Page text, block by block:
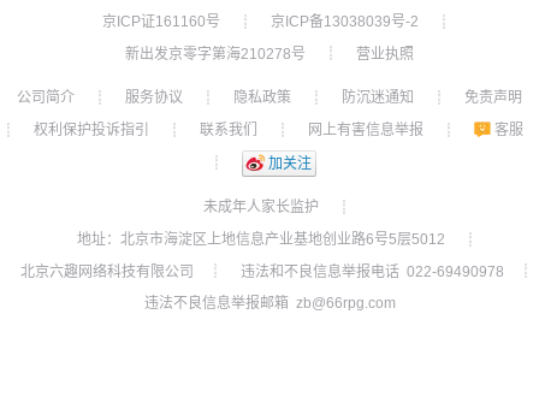
京ICP证161160号
┊ 京ICP备13038039号-2
┊
新出发京零字第海210278号
┊ 营业执照
公司简介 ┊ 服务协议 ┊ 隐私政策 ┊ 防沉迷通知 ┊
免责声明
┊
权利保护投诉指引 ┊ 联系我们 ┊ 网上有害信息举报 ┊
客服
┊
加关注
未成年人家长监护
┊
地址：北京市海淀区上地信息产业基地创业路6号5层5012
┊
北京六趣网络科技有限公司
┊ 违法和不良信息举报电话 022-69490978
┊
违法不良信息举报邮箱 zb@66rpg.com